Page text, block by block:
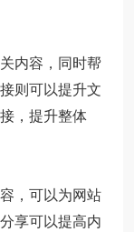
内容，同时帮
则可以提升文
，提升整体
，可以为网站
享可以提高内